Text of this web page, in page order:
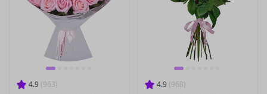
4.9 (963) 4.9 (968)